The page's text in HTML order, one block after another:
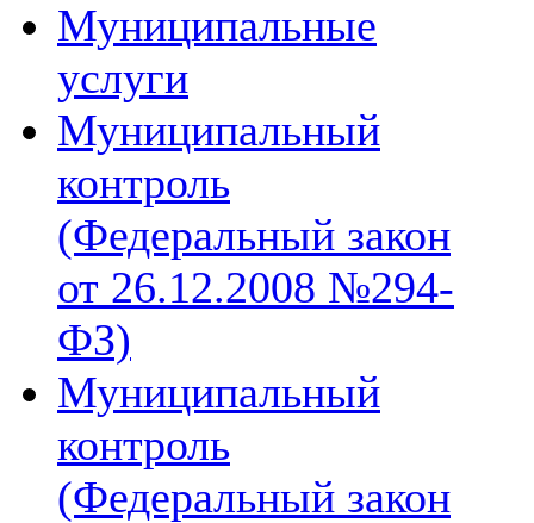
Муниципальные
услуги
Муниципальный
контроль
(Федеральный закон
от 26.12.2008 №294-
ФЗ)
Муниципальный
контроль
(Федеральный закон